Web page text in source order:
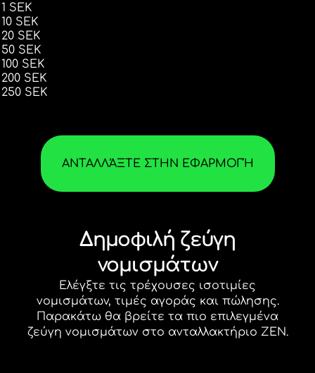
1 SEK
10 SEK
20 SEK
50 SEK
100 SEK
200 SEK
250 SEK
ΑΝΤΑΛΛΆΞΤΕ ΣΤΗΝ ΕΦΑΡΜΟΓΉ
Δημοφιλή ζεύγη
νομισμάτων
Ελέγξτε τις τρέχουσες ισοτιμίες
νομισμάτων, τιμές αγοράς και πώλησης.
Παρακάτω θα βρείτε τα πιο επιλεγμένα
ζεύγη νομισμάτων στο ανταλλακτήριο ZEN.